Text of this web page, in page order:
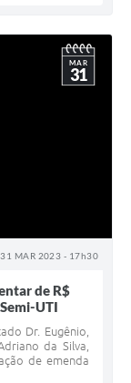
31 MAR 2023 - 17h30
MAR
31
de R$
UTI
Dr. Eugênio,
da Silva,
de emenda